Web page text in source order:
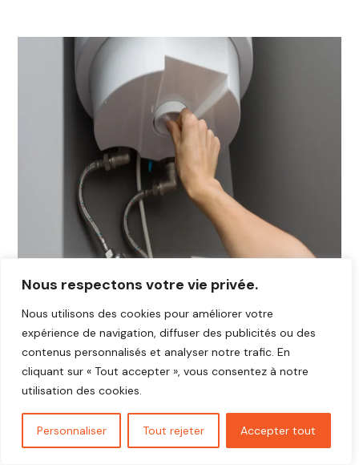
Nous respectons votre vie privée.
Nous utilisons des cookies pour améliorer votre
expérience de navigation, diffuser des publicités ou des
contenus personnalisés et analyser notre trafic. En
cliquant sur « Tout accepter », vous consentez à notre
utilisation des cookies.
Personnaliser Tout rejeter Accepter tout